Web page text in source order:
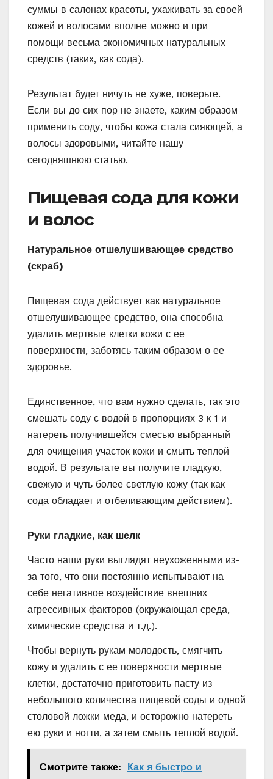
суммы в салонах красоты, ухаживать за своей
кожей и волосами вполне можно и при
помощи весьма экономичных натуральных
средств (таких, как сода).
Результат будет ничуть не хуже, поверьте.
Если вы до сих пор не знаете, каким образом
применить соду, чтобы кожа стала сияющей, а
волосы здоровыми, читайте нашу
сегодняшнюю статью.
Пищевая сода для кожи
и волос
Натуральное отшелушивающее средство
(скраб)
Пищевая сода действует как натуральное
отшелушивающее средство, она способна
удалить мертвые клетки кожи с ее
поверхности, заботясь таким образом о ее
здоровье.
Единственное, что вам нужно сделать, так это
смешать соду с водой в пропорциях 3 к 1 и
натереть получившейся смесью выбранный
для очищения участок кожи и смыть теплой
водой. В результате вы получите гладкую,
свежую и чуть более светлую кожу (так как
сода обладает и отбеливающим действием).
Руки гладкие, как шелк
Часто наши руки выглядят неухоженными из-
за того, что они постоянно испытывают на
себе негативное воздействие внешних
агрессивных факторов (окружающая среда,
химические средства и т.д.).
Чтобы вернуть рукам молодость, смягчить
кожу и удалить с ее поверхности мертвые
клетки, достаточно приготовить пасту из
небольшого количества пищевой соды и одной
столовой ложки меда, и осторожно натереть
ею руки и ногти, а затем смыть теплой водой.
Смотрите также:
Как я быстро и